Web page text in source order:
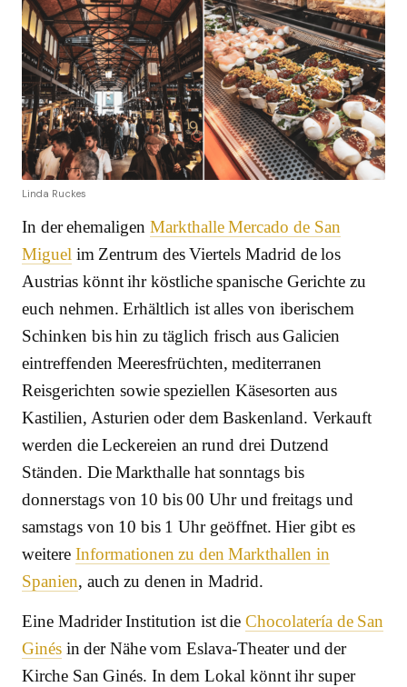
Linda Ruckes
In der ehemaligen Markthalle Mercado de San
Miguel im Zentrum des Viertels Madrid de los
Austrias könnt ihr köstliche spanische Gerichte zu
euch nehmen. Erhältlich ist alles von iberischem
Schinken bis hin zu täglich frisch aus Galicien
eintreffenden Meeresfrüchten, mediterranen
Reisgerichten sowie speziellen Käsesorten aus
Kastilien, Asturien oder dem Baskenland. Verkauft
werden die Leckereien an rund drei Dutzend
Ständen. Die Markthalle hat sonntags bis
donnerstags von 10 bis 00 Uhr und freitags und
samstags von 10 bis 1 Uhr geöffnet. Hier gibt es
weitere Informationen zu den Markthallen in
Spanien, auch zu denen in Madrid.
Eine Madrider Institution ist dieChocolatería de San
Ginés in der Nähe vom Eslava-Theater und der
Kirche San Ginés. In dem Lokal könnt ihr super